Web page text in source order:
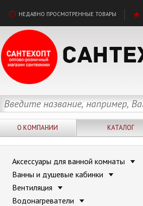
НЕДАВНО ПРОСМОТРЕННЫЕ ТОВАРЫ
О КОМПАНИИ КАТАЛОГ
Аксессуары для ванной комнаты
Ванны и душевые кабинки
Вентиляция
Водонагреватели